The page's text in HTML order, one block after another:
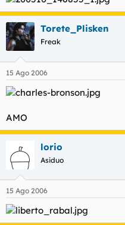
Torete_Plisken
Freak
15 Ago 2006
AMO
lorio
Asiduo
15 Ago 2006